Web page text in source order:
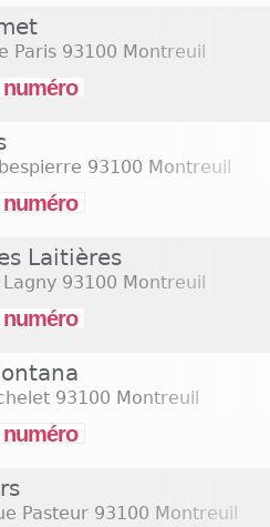
votre arrivée ou avant
Tabac Montreuil :
les horaires d'ouverture
donne toutes les
que la plupart d'entre eux
jusqu'au petit matin. Il
que les services
des jours ouvrables.
pour trouver les
samedi 15 août 2026
Paris 93100 Montreuil
93100 Montreuil
Laitières
93100 Montreuil
93100 Montreuil
Pasteur 93100 Montreuil